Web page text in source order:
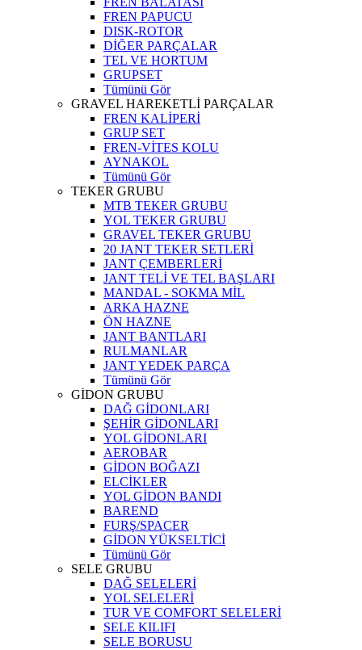
FREN PAPUCU
DISK-ROTOR
DİĞER PARÇALAR
TEL VE HORTUM
GRUPSET
Tümünü Gör
GRAVEL HAREKETLİ PARÇALAR
FREN KALİPERİ
GRUP SET
FREN-VİTES KOLU
AYNAKOL
Tümünü Gör
TEKER GRUBU
MTB TEKER GRUBU
YOL TEKER GRUBU
GRAVEL TEKER GRUBU
20 JANT TEKER SETLERİ
JANT ÇEMBERLERİ
JANT TELİ VE TEL BAŞLARI
MANDAL - SOKMA MİL
ARKA HAZNE
ÖN HAZNE
JANT BANTLARI
RULMANLAR
JANT YEDEK PARÇA
Tümünü Gör
GİDON GRUBU
DAĞ GİDONLARI
ŞEHİR GİDONLARI
YOL GİDONLARI
AEROBAR
GİDON BOĞAZI
ELCİKLER
YOL GİDON BANDI
BAREND
FURŞ/SPACER
GİDON YÜKSELTİCİ
Tümünü Gör
SELE GRUBU
DAĞ SELELERİ
YOL SELELERİ
TUR VE COMFORT SELELERİ
SELE KILIFI
SELE BORUSU